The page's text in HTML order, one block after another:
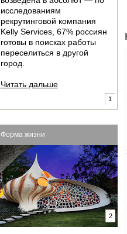
исследованиям
рекрутинговой компания
Kelly Services, 67% россиян
готовы в поисках работы
переселиться в другой
город.
Читать дальше
1
Форма жизни
2